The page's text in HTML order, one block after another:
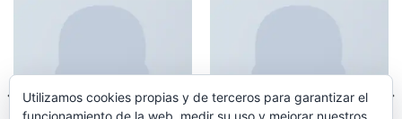
Utilizamos cookies propias y de terceros para garantizar el
funcionamiento de la web, medir su uso y mejorar nuestros